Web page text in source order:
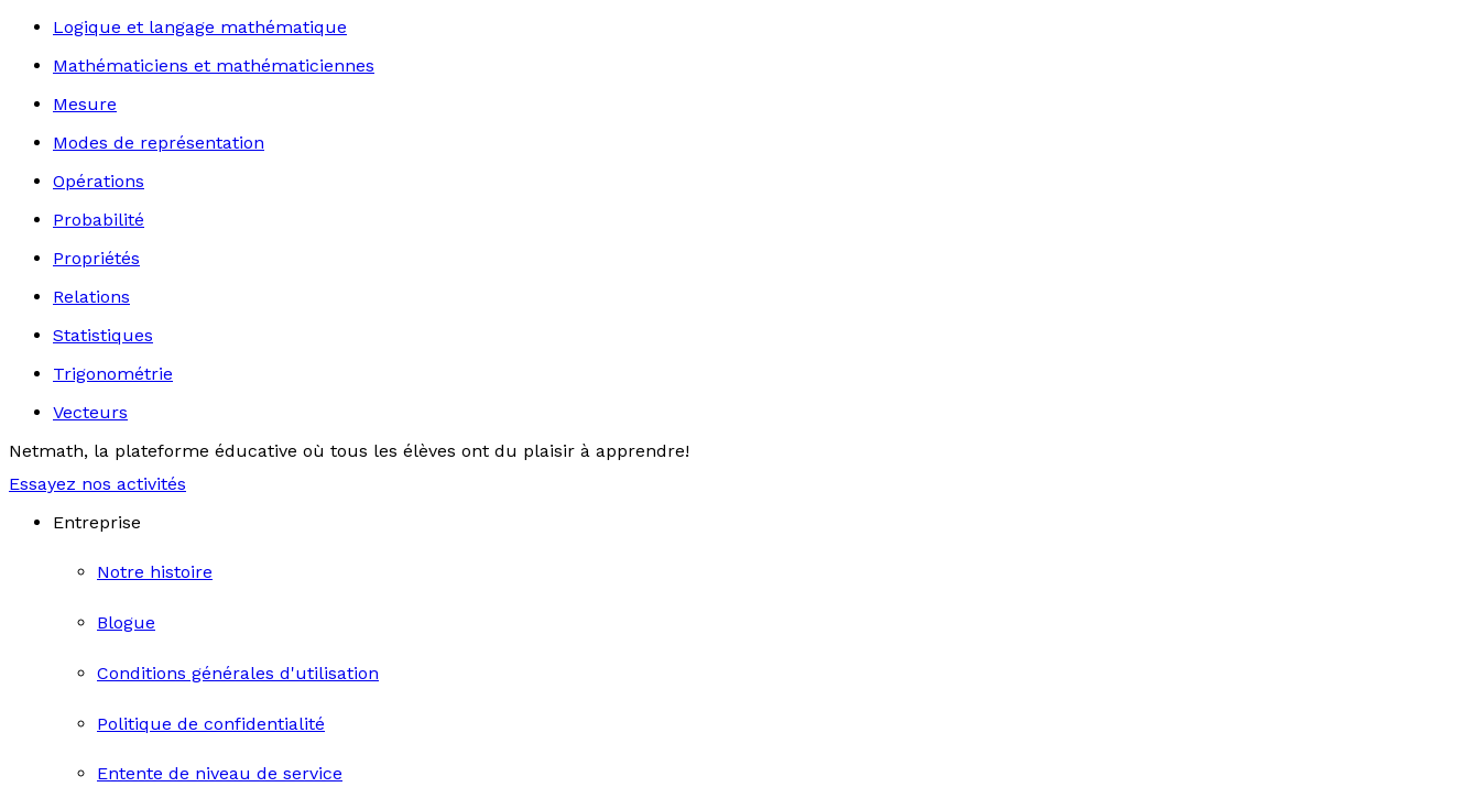
Logique et langage mathématique
Mathématiciens et mathématiciennes
Mesure
Modes de représentation
Opérations
Probabilité
Propriétés
Relations
Statistiques
Trigonométrie
Vecteurs
Netmath, la plateforme éducative où tous les élèves ont du plaisir à apprendre!
Essayez nos activités
Entreprise
Notre histoire
Blogue
Conditions générales d'utilisation
Politique de confidentialité
Entente de niveau de service